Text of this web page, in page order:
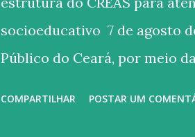
socioeducativo 7 de agosto
Público do Ceará, por meio
COMPARTILHAR POSTAR UM